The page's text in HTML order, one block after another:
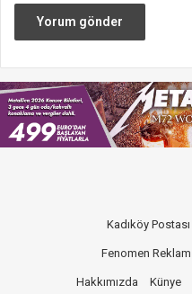
Kadıköy Postası
Fenomen Reklam
Hakkımızda Künye